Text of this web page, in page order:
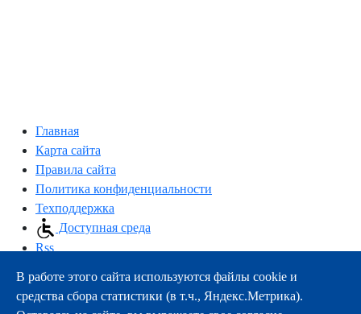
Главная
Карта сайта
Правила сайта
Политика конфиденциальности
Техподдержка
Доступная среда
Rss
163000, г.Архангельск, пр-т Троицкий, 51
тел.:+7 (8182) 21-11-63
В работе этого сайта используются файлы cookie и
средства сбора статистики (в т.ч., Яндекс.Метрика).